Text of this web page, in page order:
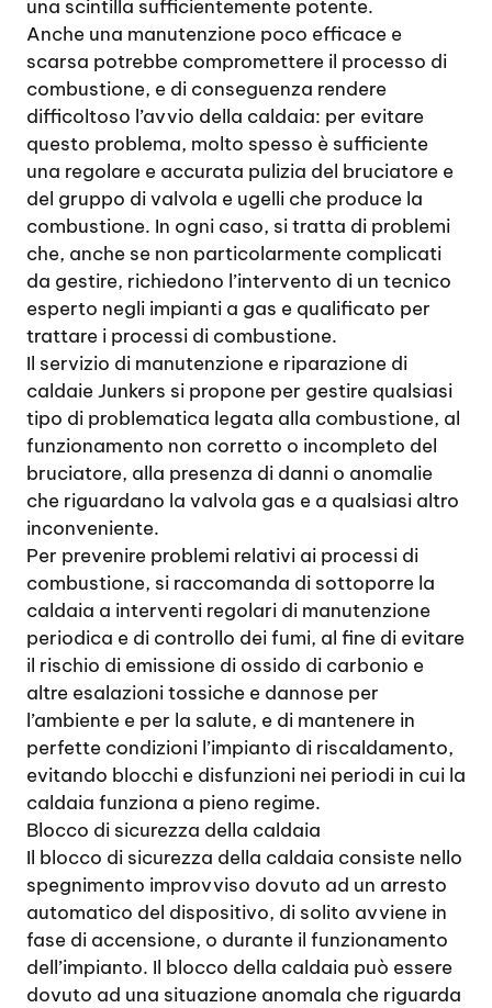
una scintilla sufficientemente potente.
Anche una manutenzione poco efficace e
scarsa potrebbe compromettere il processo di
combustione, e di conseguenza rendere
difficoltoso l’avvio della caldaia: per evitare
questo problema, molto spesso è sufficiente
una regolare e accurata pulizia del bruciatore e
del gruppo di valvola e ugelli che produce la
combustione. In ogni caso, si tratta di problemi
che, anche se non particolarmente complicati
da gestire, richiedono l’intervento di un tecnico
esperto negli impianti a gas e qualificato per
trattare i processi di combustione.
Il servizio di manutenzione e riparazione di
caldaie Junkers si propone per gestire qualsiasi
tipo di problematica legata alla combustione, al
funzionamento non corretto o incompleto del
bruciatore, alla presenza di danni o anomalie
che riguardano la valvola gas e a qualsiasi altro
inconveniente.
Per prevenire problemi relativi ai processi di
combustione, si raccomanda di sottoporre la
caldaia a interventi regolari di manutenzione
periodica e di controllo dei fumi, al fine di evitare
il rischio di emissione di ossido di carbonio e
altre esalazioni tossiche e dannose per
l’ambiente e per la salute, e di mantenere in
perfette condizioni l’impianto di riscaldamento,
evitando blocchi e disfunzioni nei periodi in cui la
caldaia funziona a pieno regime.
Blocco di sicurezza della caldaia
Il blocco di sicurezza della caldaia consiste nello
spegnimento improvviso dovuto ad un arresto
automatico del dispositivo, di solito avviene in
fase di accensione, o durante il funzionamento
dell’impianto. Il blocco della caldaia può essere
dovuto ad una situazione anomala che riguarda